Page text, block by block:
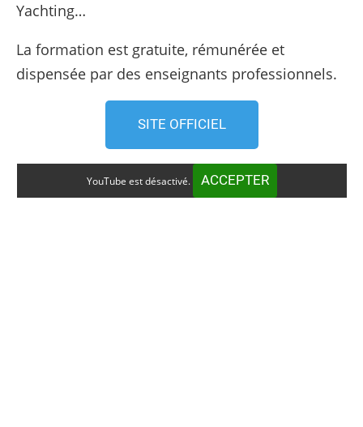
Yachting…
La formation est gratuite, rémunérée et
dispensée par des enseignants professionnels.
SITE OFFICIEL
YouTube est désactivé. ACCEPTER